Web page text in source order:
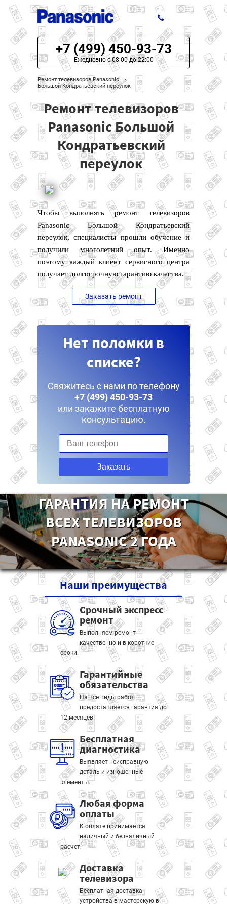
ЦЕНЫ НА РЕМОНТ
О СЕРВИСЕ
МОДЕЛИ PANASONIC
НАШИ КОНТАКТЫ
+7 (499) 450-93-73
Ежедневно с 08:00 до 22:00
Ремонт телевизоров Panasonic
Большой Кондратьевский переулок
Ремонт телевизоров
Panasonic Большой
Кондратьевский
переулок
Чтобы выполнять ремонт телевизоров
Panasonic Большой Кондратьевский
переулок, специалисты прошли обучение и
получили многолетний опыт. Именно
поэтому каждый клиент сервисного центра
получает долгосрочную гарантию качества.
Заказать ремонт
Нет поломки в
списке?
Свяжитесь с нами по телефону
+7 (499) 450-93-73
или закажите бесплатную
консультацию.
Заказать
ГАРАНТИЯ НА РЕМОНТ
ВСЕХ ТЕЛЕВИЗОРОВ
PANASONIC 2 ГОДА
Нашипреимущества
Срочный экспресс
ремонт
Выполняем ремонт
качественно и в короткие
сроки.
Гарантийные
обязательства
На все виды работ
предоставляется гарантия до
12 месяцев.
Бесплатная
диагностика
Выявляет неисправную
деталь и изношенные
элементы.
Любая форма
оплаты
К оплате принимается
наличный и безналичный
расчет.
Доставка
телевизора
Бесплатная доставка
устройства в мастерскую в